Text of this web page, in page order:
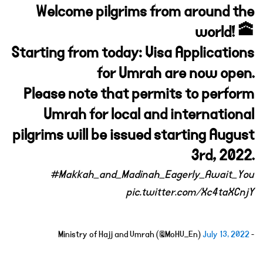
Welcome pilgrims from around the
world! 🕋
Starting from today: Visa Applications
for Umrah are now open.
Please note that permits to perform
Umrah for local and international
pilgrims will be issued starting August
3rd, 2022.
#Makkah_and_Madinah_Eagerly_Await_You
pic.twitter.com/Xc4taXCnjY
- Ministry of Hajj and Umrah (@MoHU_En)
July 13, 2022